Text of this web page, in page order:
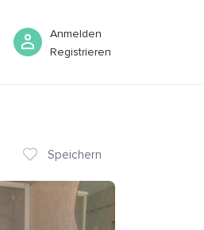
Anmelden
Registrieren
Buchen
Speichern